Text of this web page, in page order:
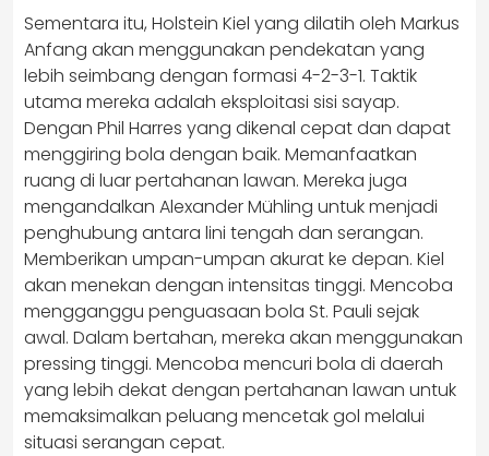
Sementara itu, Holstein Kiel yang dilatih oleh Markus
Anfang akan menggunakan pendekatan yang
lebih seimbang dengan formasi 4-2-3-1. Taktik
utama mereka adalah eksploitasi sisi sayap.
Dengan Phil Harres yang dikenal cepat dan dapat
menggiring bola dengan baik. Memanfaatkan
ruang di luar pertahanan lawan. Mereka juga
mengandalkan Alexander Mühling untuk menjadi
penghubung antara lini tengah dan serangan.
Memberikan umpan-umpan akurat ke depan. Kiel
akan menekan dengan intensitas tinggi. Mencoba
mengganggu penguasaan bola St. Pauli sejak
awal. Dalam bertahan, mereka akan menggunakan
pressing tinggi. Mencoba mencuri bola di daerah
yang lebih dekat dengan pertahanan lawan untuk
memaksimalkan peluang mencetak gol melalui
situasi serangan cepat.